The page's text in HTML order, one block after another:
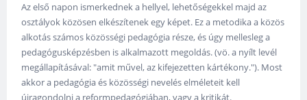
Az első napon ismerkednek a hellyel, lehetőségekkel majd az
osztályok közösen elkészítenek egy képet. Ez a metodika a közös
alkotás számos közösségi pedagógia része, és úgy mellesleg a
pedagógusképzésben is alkalmazott megoldás. (vö. a nyílt levél
megállapításával: "amit művel, az kifejezetten kártékony."). Most
akkor a pedagógia és közösségi nevelés elméleteit kell
újragondolni a reformpedagógiában, vagy a kritikát.